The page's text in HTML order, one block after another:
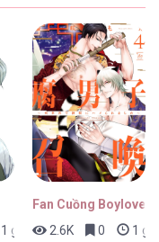
1 giờ trước
Fan Cuồng Boylove
2.6K
0 1